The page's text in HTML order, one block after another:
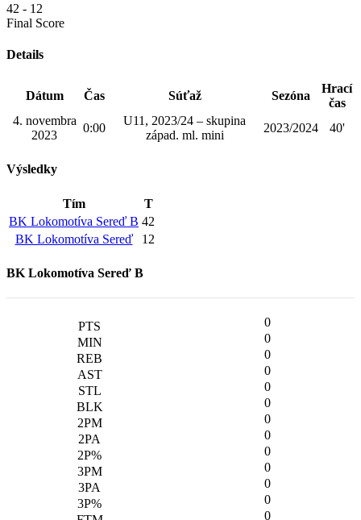
42 - 12
Final Score
Details
Dátum Čas Súťaž Sezóna
Hrací
čas
4. novembra
2023
0:00
U11, 2023/24 – skupina
západ. ml. mini
2023/2024 40'
Výsledky
Tím
T
BK Lokomotíva Sereď B 42
BK Lokomotíva Sereď
12
BK Lokomotíva Sereď B
0
0
0
0
0
0
0
0
0
0
0
0
0